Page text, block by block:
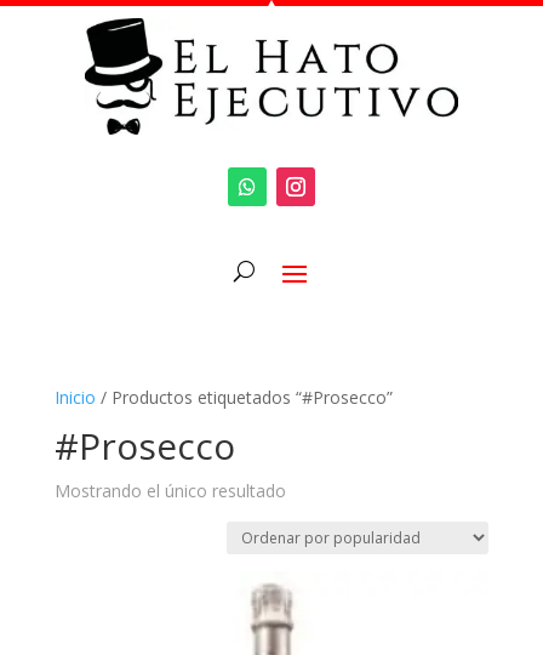
Inicio / Productos etiquetados “#Prosecco”
#Prosecco
Mostrando el único resultado